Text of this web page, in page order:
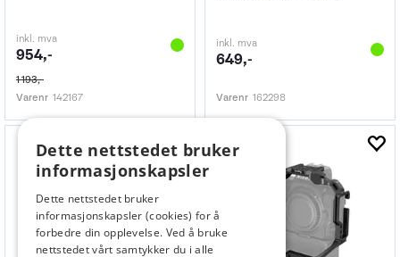
inkl. mva
954,-
1 193,-
Varenr 142167
inkl. mva
649,-
Varenr 162298
Dette nettstedet bruker
informasjonskapsler
Dette nettstedet bruker
informasjonskapsler (cookies) for å
forbedre din opplevelse. Ved å bruke
nettstedet vårt samtykker du i alle